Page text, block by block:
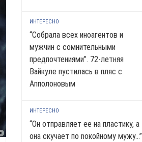
ИНТЕРЕСНО
“Собрала всех иноагентов и
мужчин с сомнительными
предпочтениями”. 72-летняя
Вайкуле пустилась в пляс с
Апполоновым
ИНТЕРЕСНО
“Он отправляет ее на пластику, а
она скучает по noкoйномy мужу…”